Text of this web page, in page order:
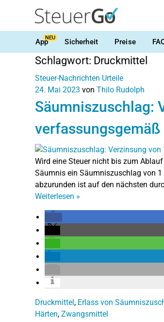
AppNEU Sicherheit Preise
Schlagwort: Druckmittel
Steuer-Nachrichten Urteile
24. Mai 2023 von Thilo Rudolph
Säumniszuschlag:
verfassungsgemäß
Wird eine Steuer nicht bis zum
Säumnis ein Säumniszuschlag von
abzurunden ist auf den nächsten
Weiterlesen »
Druckmittel, Erlass von
Härten, Zwangsmittel